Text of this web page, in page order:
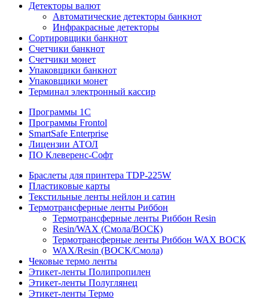
Детекторы валют
Автоматические детекторы банкнот
Инфракрасные детекторы
Сортировщики банкнот
Счетчики банкнот
Счетчики монет
Упаковщики банкнот
Упаковщики монет
Терминал электронный кассир
Программы 1C
Программы Frontol
SmartSafe Enterprise
Лицензии АТОЛ
ПО Клеверенс-Софт
Браслеты для принтера TDP-225W
Пластиковые карты
Текстильные ленты нейлон и сатин
Термотрансферные ленты Риббон
Термотрансферные ленты Риббон Resin
Resin/WAX (Смола/ВОСК)
Термотрансферные ленты Риббон WAX ВОСК
WAX/Resin (ВОСК/Смола)
Чековые термо ленты
Этикет-ленты Полипропилен
Этикет-ленты Полуглянец
Этикет-ленты Термо